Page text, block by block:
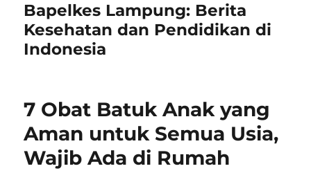
Bapelkes Lampung: Berita
Kesehatan dan Pendidikan di
Indonesia
7 Obat Batuk Anak yang
Aman untuk Semua Usia,
Wajib Ada di Rumah